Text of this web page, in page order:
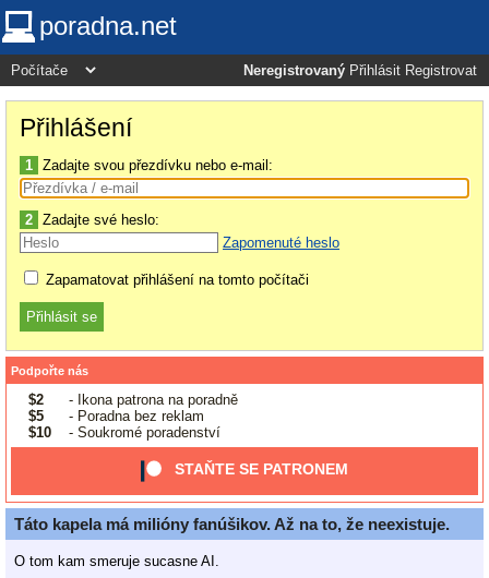
poradna.net
Neregistrovaný Přihlásit Registrovat
Přihlášení
1 Zadajte svou přezdívku nebo e-mail:
2 Zadajte své heslo:
Zapomenuté heslo
Zapamatovat přihlášení na tomto počítači
Podpořte nás
$2
- Ikona patrona na poradně
$5
- Poradna bez reklam
$10
- Soukromé poradenství
STAŇTE SE PATRONEM
Táto kapela má milióny fanúšikov. Až na to, že neexistuje.
O tom kam smeruje sucasne AI.